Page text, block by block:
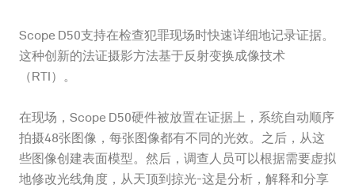
Scope D50支持在检查犯罪现场时快速详细地记录证据。
这种创新的法证摄影方法基于反射变换成像技术
（RTI）。
在现场，Scope D50硬件被放置在证据上，系统自动顺序
拍摄48张图像，每张图像都有不同的光效。之后，从这
些图像创建表面模型。然后，调查人员可以根据需要虚拟
地修改光线角度，从天顶到掠光-这是分析，解释和分享